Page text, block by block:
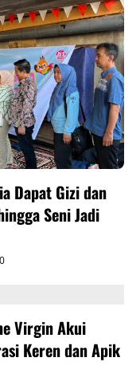
Dapat Gizi dan
Seni Jadi
0
Virgin Akui
Keren dan Apik